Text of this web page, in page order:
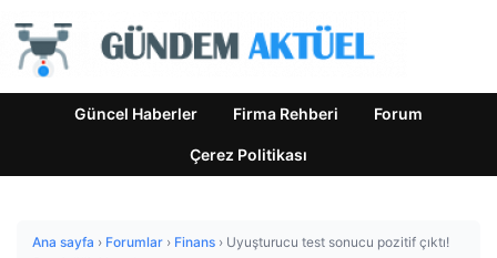
Güncel Haberler Firma Rehberi Forum
Çerez Politikası
Ana sayfa › Forumlar › Finans › Uyuşturucu test sonucu pozitif çıktı!